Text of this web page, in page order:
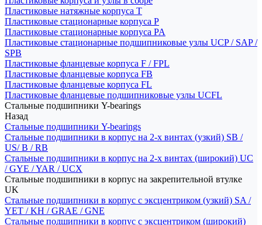
Пластиковые натяжные корпуса T
Пластиковые стационарные корпуса P
Пластиковые стационарные корпуса PA
Пластиковые стационарные подшипниковые узлы UCP / SAP /
SPB
Пластиковые фланцевые корпуса F / FPL
Пластиковые фланцевые корпуса FB
Пластиковые фланцевые корпуса FL
Пластиковые фланцевые подшипниковые узлы UCFL
Стальные подшипники Y-bearings
Назад
Стальные подшипники Y-bearings
Стальные подшипники в корпус на 2-х винтах (узкий) SB /
US/ B / RB
Стальные подшипники в корпус на 2-х винтах (широкий) UC
/ GYE / YAR / UCX
Стальные подшипники в корпус на закрепительной втулке
UK
Стальные подшипники в корпус с эксцентриком (узкий) SA /
YET / KH / GRAE / GNE
Стальные подшипники в корпус с эксцентриком (широкий)